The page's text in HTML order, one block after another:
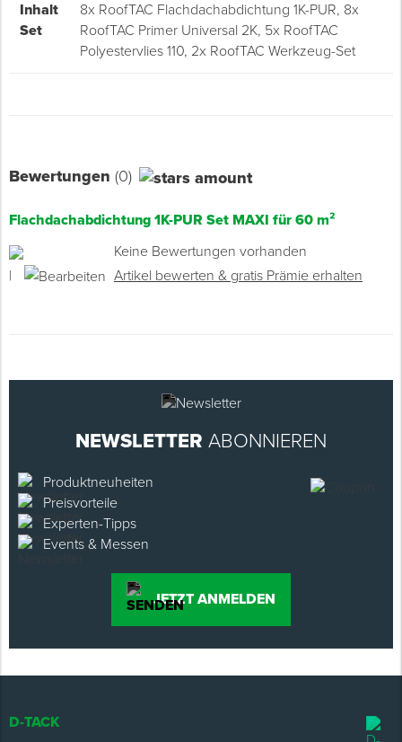
Inhalt
Set
8x RoofTAC Flachdachabdichtung 1K-PUR, 8x
RoofTAC Primer Universal 2K, 5x RoofTAC
Polyestervlies 110, 2x RoofTAC Werkzeug-Set
Bewertungen (0)
Flachdachabdichtung 1K-PUR Set MAXI für 60 m²
Keine Bewertungen vorhanden
|
Artikel bewerten & gratis Prämie erhalten
NEWSLETTER ABONNIEREN
Produktneuheiten
Preisvorteile
Experten-Tipps
Events & Messen
JETZT ANMELDEN
D-TACK